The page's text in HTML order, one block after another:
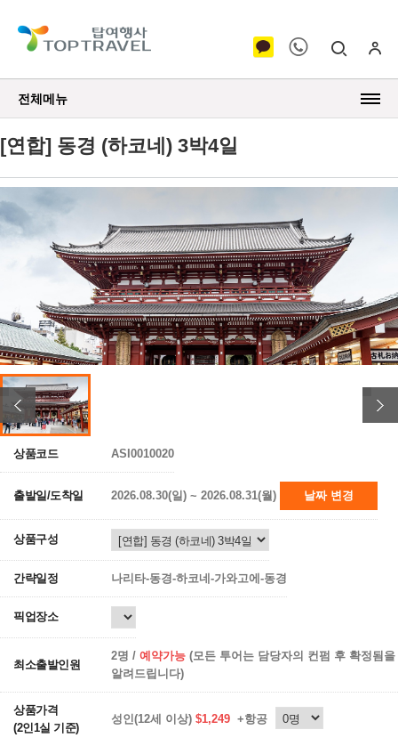
전체메뉴
[연합] 동경 (하코네) 3박4일
상품코드 ASI0010020
출발일/도착일 2026.08.30(일) ~ 2026.08.31(월) 날짜 변경
상품구성
간략일정 나리타-동경-하코네-가와고에-동경
픽업장소
최소출발인원
2명 / 예약가능 (모든 투어는 담당자의 컨펌 후 확정됨을
알려드립니다)
상품가격
(2인1실 기준)
성인(12세 이상) $1,249 +항공